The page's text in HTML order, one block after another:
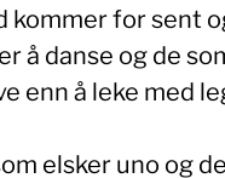
kommer for sent
å danse og de
enn å leke med
elsker uno og